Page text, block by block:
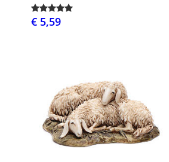
€ 5,59